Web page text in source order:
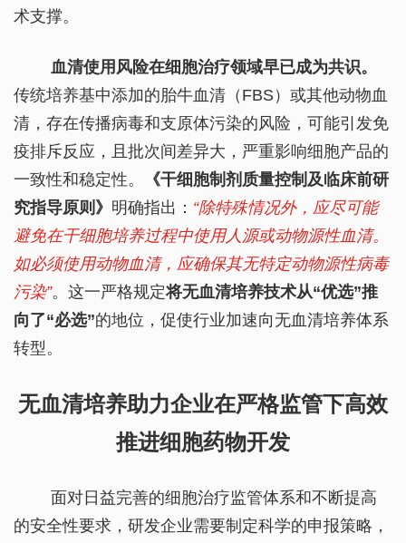
术支撑。
血清使用风险在细胞治疗领域早已成为共识。
传统培养基中添加的胎牛血清（FBS）或其他动物血
清，存在传播病毒和支原体污染的风险，可能引发免
疫排斥反应，且批次间差异大，严重影响细胞产品的
一致性和稳定性。
《干细胞制剂质量控制及临床前研
究指导原则》 明确指出： “除特殊情况外，应尽可能
避免在干细胞培养过程中使用人源或动物源性血清。
如必须使用动物血清，应确保其无特定动物源性病毒
污染”。这一严格规定将无血清培养技术从“优选”推
向了“必选”的地位，促使行业加速向无血清培养体系
转型。
无血清培养助力企业在严格监管下高效
推进细胞药物开发
面对日益完善的细胞治疗监管体系和不断提高
的安全性要求，研发企业需要制定科学的申报策略，